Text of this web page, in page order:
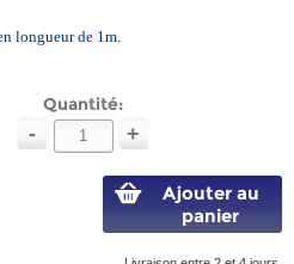
longueur de 1m.
Quantité:
- +
Ajouter au
panier